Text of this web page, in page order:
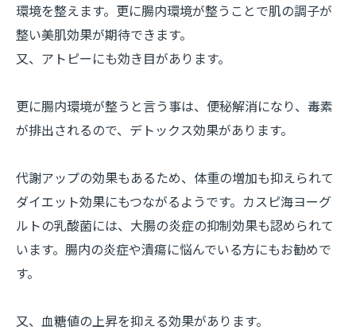
環境を整えます。更に腸内環境が整うことで肌の調子が
整い美肌効果が期待できます。
又、アトピーにも効き目があります。
更に腸内環境が整うと言う事は、便秘解消になり、毒素
が排出されるので、デトックス効果があります。
代謝アップの効果もあるため、体重の増加も抑えられて
ダイエット効果にもつながるようです。カスピ海ヨーグ
ルトの乳酸菌には、大腸の炎症の抑制効果も認められて
います。腸内の炎症や潰瘍に悩んでいる方にもお勧めで
す。
又、血糖値の上昇を抑える効果があります。